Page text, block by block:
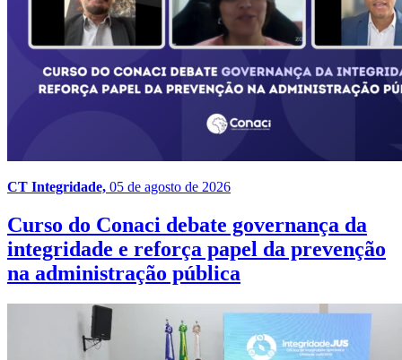
CT Integridade, 05 de agosto de 2026
Curso do Conaci debate governança da
integridade e reforça papel da prevenção
na administração pública